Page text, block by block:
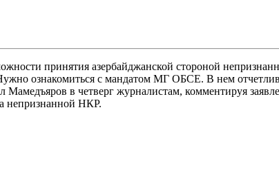
принятия азербайджанской стороной
ознакомиться с мандатом МГ ОБСЕ. В нем
в четверг журналистам, комментируя
непризнанной НКР.